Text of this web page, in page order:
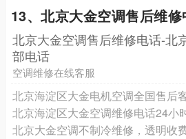
13、北京大金空调售后维
北京大金空调售后维修电话-北
部电话
空调维修在线客服